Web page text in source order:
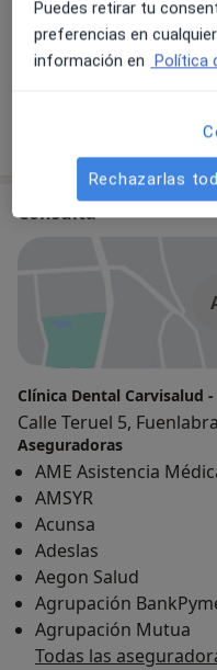
Consulta
Clínica Dental Carvisalud
Calle Teruel 5,
Aseguradoras
AME Asistencia
AMSYR
Acunsa
Adeslas
Aegon Salud
Agrupación
Agrupación Mutua
Todas las
Puedes retirar tu
preferencias en
información en Política
Rechazarlas